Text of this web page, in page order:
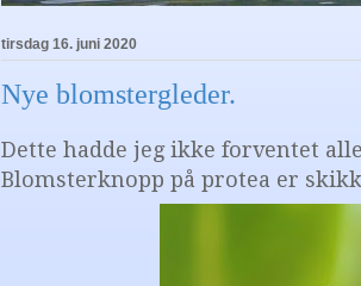
tirsdag 16. juni 2020
Nye blomstergleder.
Dette hadde jeg ikke forventet
Blomsterknopp på protea er